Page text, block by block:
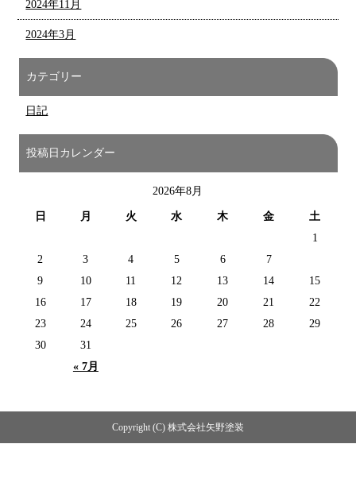
2024年11月
2024年3月
カテゴリー
日記
投稿日カレンダー
2026年8月
日 月 火 水 木 金 土
« 7月
1
2
3 4 5 6 7
9
10 11 12 13 14
15
16
17 18 19 20 21
22
23
24 25 26 27 28
29
30
31
Copyright (C) 株式会社矢野塗装